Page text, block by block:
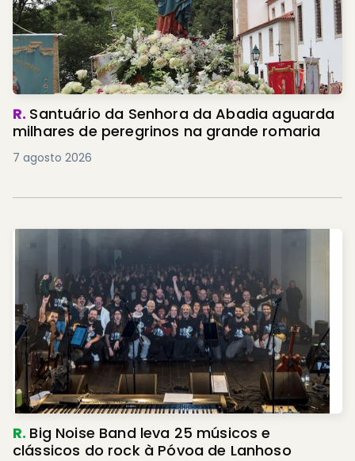
R. Santuário da Senhora da Abadia aguarda
milhares de peregrinos na grande romaria
7 agosto 2026
R. Big Noise Band leva 25 músicos e
clássicos do rock à Póvoa de Lanhoso